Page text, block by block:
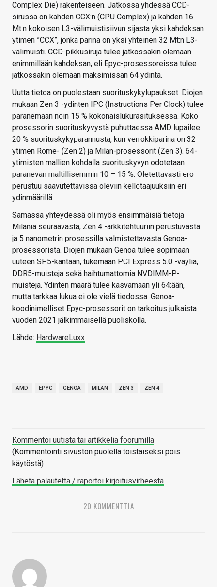
Complex Die) rakenteiseen. Jatkossa yhdessä CCD-
sirussa on kahden CCX:n (CPU Complex) ja kahden 16
Mt:n kokoisen L3-välimuistisiivun sijasta yksi kahdeksan
ytimen ”CCX”, jonka parina on yksi yhteinen 32 Mt:n L3-
välimuisti. CCD-pikkusiruja tulee jatkossakin olemaan
enimmillään kahdeksan, eli Epyc-prosessoreissa tulee
jatkossakin olemaan maksimissan 64 ydintä.
Uutta tietoa on puolestaan suorituskykylupaukset. Diojen
mukaan Zen 3 -ydinten IPC (Instructions Per Clock) tulee
paranemaan noin 15 % kokonaislukurasituksessa. Koko
prosessorin suorituskyvystä puhuttaessa AMD lupailee
20 % suorituskykyparannusta, kun verrokkiparina on 32
ytimen Rome- (Zen 2) ja Milan-prosessorit (Zen 3). 64-
ytimisten mallien kohdalla suorituskyvyn odotetaan
paranevan maltillisemmin 10 – 15 %. Oletettavasti ero
perustuu saavutettavissa oleviin kellotaajuuksiin eri
ydinmäärillä.
Samassa yhteydessä oli myös ensimmäisiä tietoja
Milania seuraavasta, Zen 4 -arkkitehtuuriin perustuvasta
ja 5 nanometrin prosessilla valmistettavasta Genoa-
prosessorista. Diojen mukaan Genoa tulee sopimaan
uuteen SP5-kantaan, tukemaan PCI Express 5.0 -väyliä,
DDR5-muisteja sekä haihtumattomia NVDIMM-P-
muisteja. Ydinten määrä tulee kasvamaan yli 64:ään,
mutta tarkkaa lukua ei ole vielä tiedossa. Genoa-
koodinimelliset Epyc-prosessorit on tarkoitus julkaista
vuoden 2021 jälkimmäisellä puoliskolla.
Lähde: HardwareLuxx
AMD EPYC GENOA MILAN ZEN 3 ZEN 4
Kommentoi uutista tai artikkelia foorumilla
(Kommentointi sivuston puolella toistaiseksi pois
käytöstä)
Lähetä palautetta / raportoi kirjoitusvirheestä
20 KOMMENTTIA